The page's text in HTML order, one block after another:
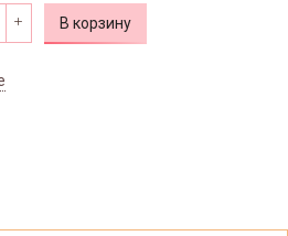
В корзину